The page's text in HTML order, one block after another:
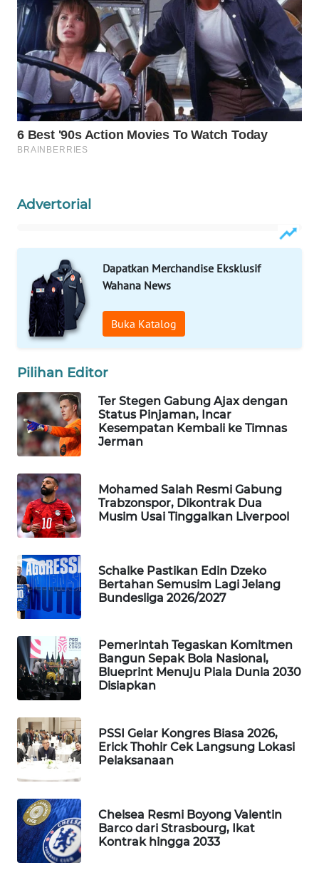
Advertorial
Dapatkan Merchandise Eksklusif
Wahana News
Buka Katalog
Pilihan Editor
Ter Stegen Gabung Ajax dengan
Status Pinjaman, Incar
Kesempatan Kembali ke Timnas
Jerman
Mohamed Salah Resmi Gabung
Trabzonspor, Dikontrak Dua
Musim Usai Tinggalkan Liverpool
Schalke Pastikan Edin Dzeko
Bertahan Semusim Lagi Jelang
Bundesliga 2026/2027
Pemerintah Tegaskan Komitmen
Bangun Sepak Bola Nasional,
Blueprint Menuju Piala Dunia 2030
Disiapkan
PSSI Gelar Kongres Biasa 2026,
Erick Thohir Cek Langsung Lokasi
Pelaksanaan
Chelsea Resmi Boyong Valentin
Barco dari Strasbourg, Ikat
Kontrak hingga 2033
WAHANA
NEWS
WAHANA
TANI
WAHANA
ADVOKAT
INFRASTRUKTUR
KONSUMEN
WAHANA
LISTRIK
WAHANA
TRAVEL
WAHANA
TV
WAHANANEWS
WAHANANEWS
CO ID
WAHANANEWS
NET
WAHANA
WAHANA
UMKM
WAHANA
SELEB
WAHANA
WAHANA
OTOMOTIF